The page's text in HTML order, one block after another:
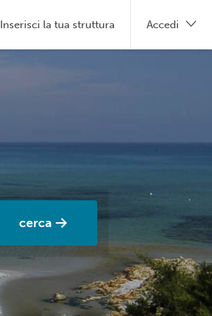
cerca
Inserisci la tua struttura Accedi